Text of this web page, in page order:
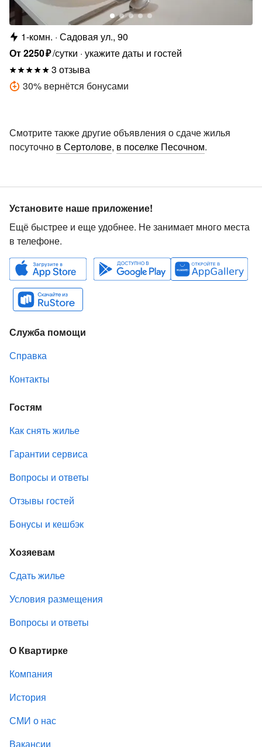
1-комн. Садовая ул., 90
От2250₽/сутки укажите даты и гостей
3 отзыва
30% вернётся бонусами
Смотрите также другие объявления о сдаче жилья
посуточно в Сертолове, в поселке Песочном.
Установите наше приложение!
Ещё быстрее и еще удобнее. Не занимает много места
в телефоне.
Служба помощи
Справка
Контакты
Гостям
Как снять жилье
Гарантии сервиса
Вопросы и ответы
Отзывы гостей
Бонусы и кешбэк
Хозяевам
Сдать жилье
Условия размещения
Вопросы и ответы
О Квартирке
Компания
История
СМИ о нас
Вакансии